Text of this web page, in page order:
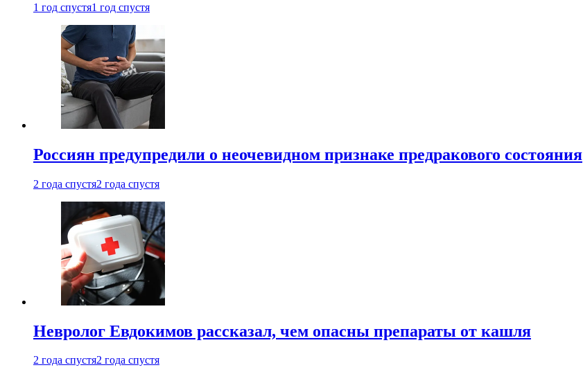
1 год спустя1 год спустя
Россиян предупредили о неочевидном признаке предракового состояния
2 года спустя2 года спустя
Невролог Евдокимов рассказал, чем опасны препараты от кашля
2 года спустя2 года спустя